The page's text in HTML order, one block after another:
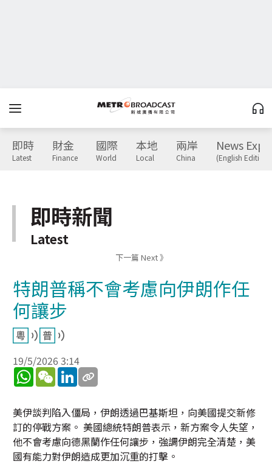
即時
Latest
財金
Finance
國際
World
本地
Local
兩岸
China
News
(English Edition)
即時新聞
Latest
下一篇 Next 》
特朗普稱不會考慮向伊朗作任
何讓步
19/5/2026 3:14
WhatsApp
WeChatLinkedIn
美伊談判陷入僵局，伊朗透過巴基斯坦，向美國提交新修
訂的停戰方案。 美國總統特朗普表示，新方案令人失望，
他不會考慮向德黑蘭作任何讓步，強調伊朗完全清楚，美
國有能力對伊朗造成更加沉重的打擊。